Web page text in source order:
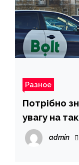
Разное
Потрібно
увагу на
admin